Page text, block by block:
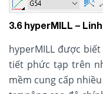
3.6 hyperMILL –
hyperMILL được
tiết phức tạp trên
mềm cung cấp